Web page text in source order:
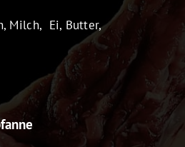
Milch, Ei, Butter,